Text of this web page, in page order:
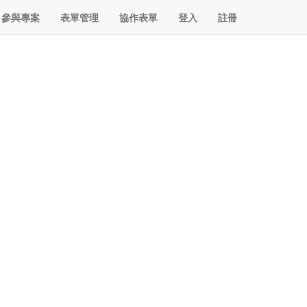
參與專案 表單管理 協作表單 登入 註冊